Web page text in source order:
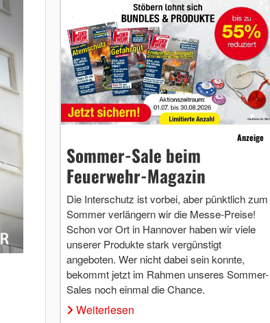
Anzeige
Sommer-Sale beim
Feuerwehr-Magazin
Die Interschutz ist vorbei, aber pünktlich zum
Sommer verlängern wir die Messe-Preise!
Schon vor Ort in Hannover haben wir viele
unserer Produkte stark vergünstigt
angeboten. Wer nicht dabei sein konnte,
bekommt jetzt im Rahmen unseres Sommer-
Sales noch einmal die Chance.
Weiterlesen